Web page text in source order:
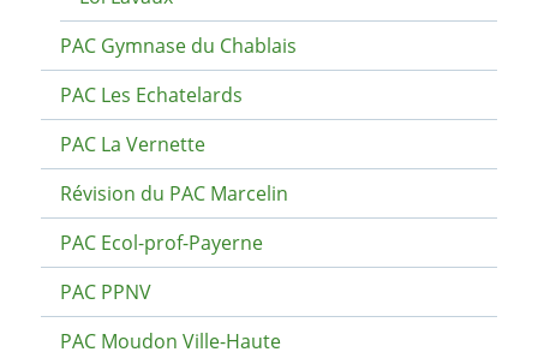
PAC Gymnase du Chablais
PAC Les Echatelards
PAC La Vernette
Révision du PAC Marcelin
PAC Ecol-prof-Payerne
PAC PPNV
PAC Moudon Ville-Haute